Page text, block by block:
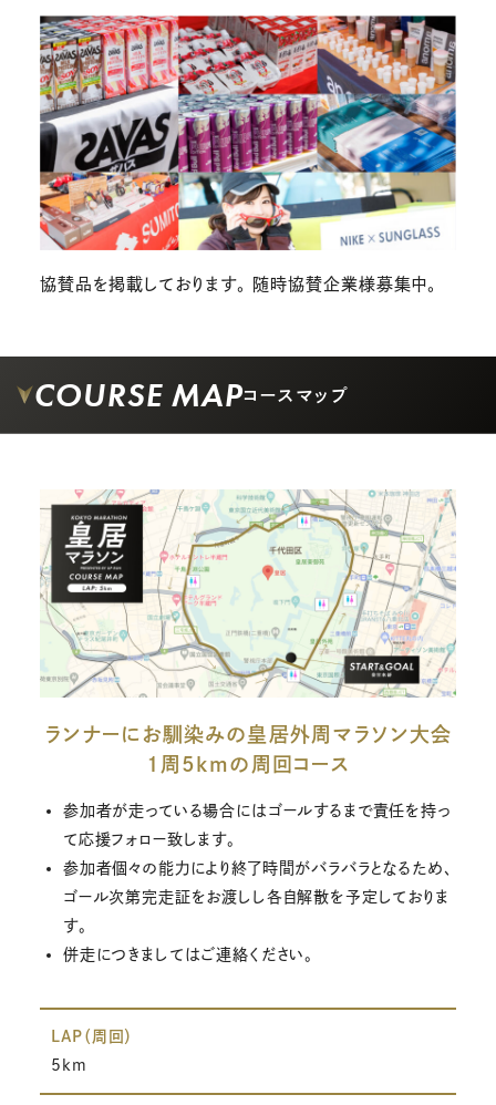
協賛品を掲載しております。 随時協賛企業様募集中。
COURSE MAPコースマップ
ランナーにお馴染みの皇居外周マラソン大会
1周5kmの周回コース
参加者が走っている場合にはゴールするまで責任を持っ
て応援フォロー致します。
参加者個々の能力により終了時間がバラバラとなるため、
ゴール次第完走証をお渡しし各自解散を予定しておりま
す。
併走につきましてはご連絡ください。
LAP（周回）
5km